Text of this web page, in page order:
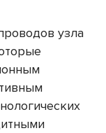
узла